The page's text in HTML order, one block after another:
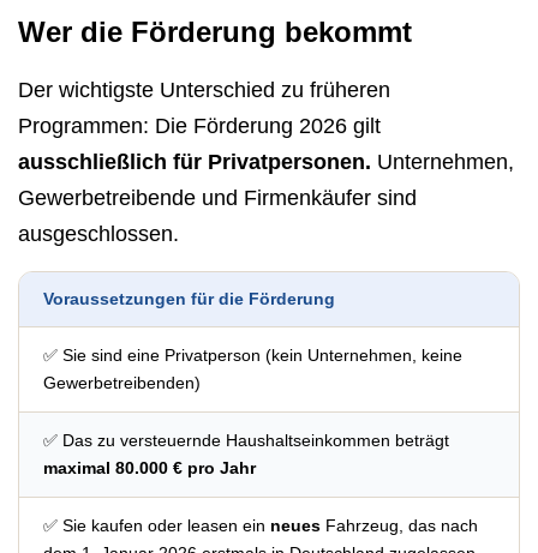
Wer die Förderung bekommt
Der wichtigste Unterschied zu früheren
Programmen: Die Förderung 2026 gilt
ausschließlich für Privatpersonen. Unternehmen,
Gewerbetreibende und Firmenkäufer sind
ausgeschlossen.
Voraussetzungen für die Förderung
✅ Sie sind eine Privatperson (kein Unternehmen, keine
Gewerbetreibenden)
✅ Das zu versteuernde Haushaltseinkommen beträgt
maximal 80.000 € pro Jahr
✅ Sie kaufen oder leasen ein neues Fahrzeug, das nach